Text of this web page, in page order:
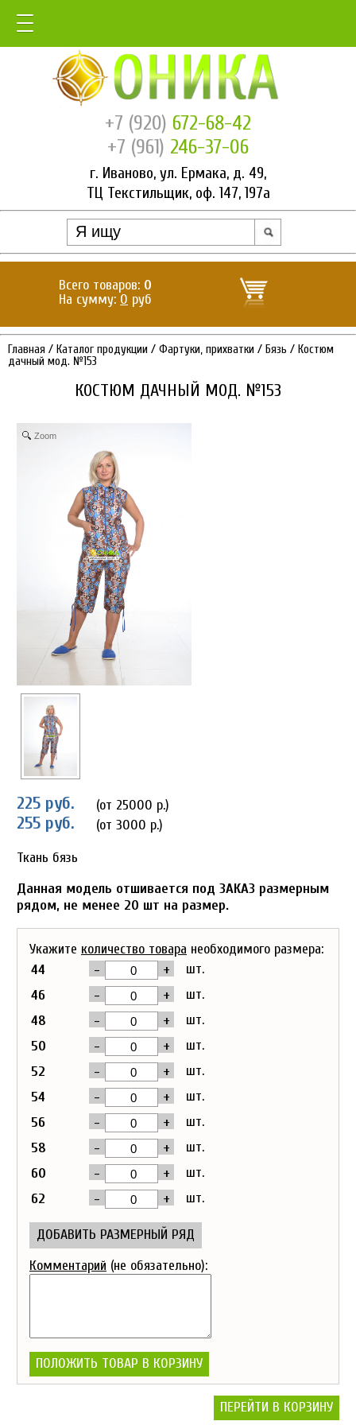
+7 (920) 672-68-42
+7 (961) 246-37-06
г. Иваново, ул. Ермака, д. 49,
ТЦ Текстильщик, оф. 147, 197а
Всего товаров: 0
На сумму: 0 руб
Главная / Каталог продукции / Фартуки, прихватки / Бязь / Костюм
дачный мод. №153
КОСТЮМ ДАЧНЫЙ МОД. №153
Zoom
225 руб. (от 25000 р.)
255 руб.
(от 3000 р.)
Ткань бязь
Данная модель отшивается под ЗАКАЗ размерным
рядом, не менее 20 шт на размер.
Укажите количество товара необходимого размера:
44
- +
шт.
46
- +
шт.
48
- +
шт.
50
- +
шт.
52
- +
шт.
54
- +
шт.
56
- +
шт.
58
- +
шт.
60
- +
шт.
62
- + шт.
ДОБАВИТЬ РАЗМЕРНЫЙ РЯД
Комментарий (не обязательно):
ПОЛОЖИТЬ ТОВАР В КОРЗИНУ
ПЕРЕЙТИ В КОРЗИНУ